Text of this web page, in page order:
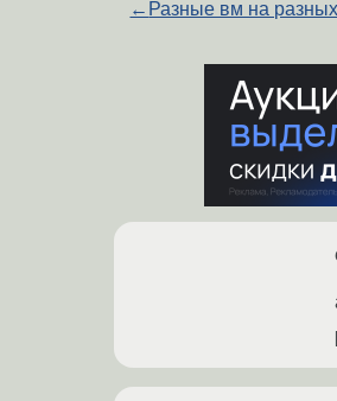
← Разные вм на